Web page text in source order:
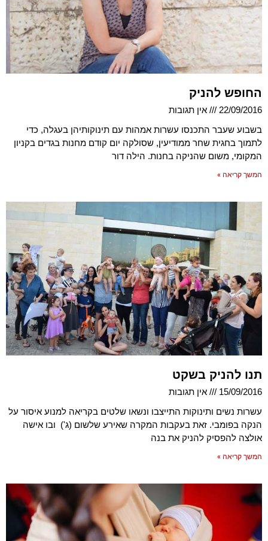
החופש להניק
22/09/2016
אין תגובות
בשבוע שעבר התכנסו עשרות אמהות עם תינוקותיהן בעגלה, כדי
לתמוך בחגית שחר ממודיעין, שסולקה יום קודם מחנות בגדים בקניון
המקומי, משום שהניקה בחנות. הילה דור
המשך קריאה »
תנו להניק בשקט
15/09/2016
אין תגובות
עשרות נשים ותינוקות התייצבו ונשאו שלטים בקריאה למנוע איסור על
הנקה בפומבי. זאת בעקבות המקרה שאירע שלשום (ג') ובו אישה
אולצה להפסיק להניק את בנה
המשך קריאה »